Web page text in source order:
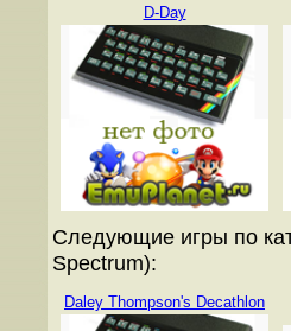
D-Day
Следующие игры по
Spectrum):
Daley Thompson's Decathlon